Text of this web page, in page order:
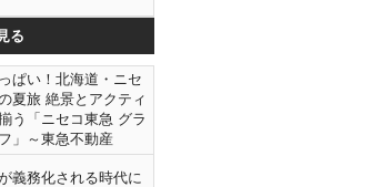
る
ぱい！北海道・ニセ
夏旅 絶景とアクティ
う「ニセコ東急 グラ
」～東急不動産
義務化される時代に